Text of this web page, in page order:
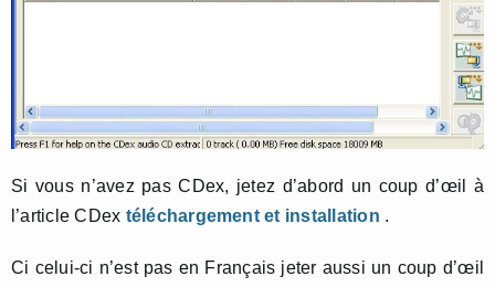
Si vous n’avez pas CDex, jetez d’abord un coup d’œil à
l’article CDex téléchargement et installation .
Ci celui-ci n’est pas en Français jeter aussi un coup d’œil